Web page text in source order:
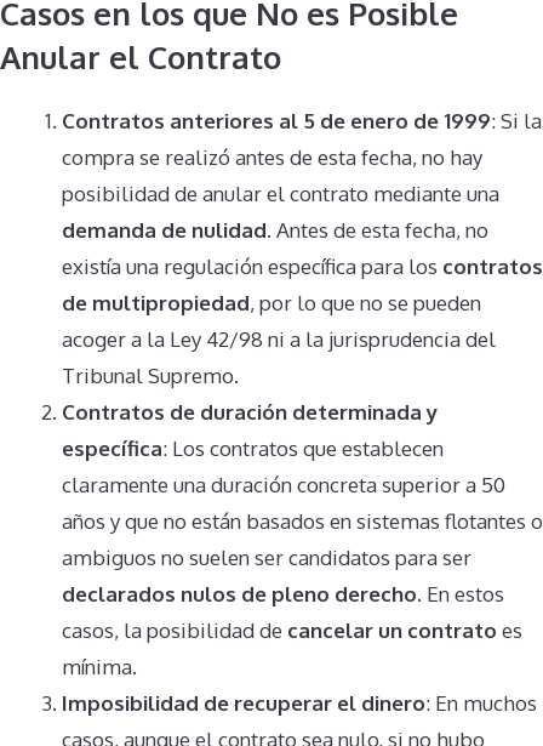
Casos en los que No es Posible
Anular el Contrato
Contratos anteriores al 5 de enero de 1999: Si la
compra se realizó antes de esta fecha, no hay
posibilidad de anular el contrato mediante una
demanda de nulidad. Antes de esta fecha, no
existía una regulación específica para los contratos
de multipropiedad, por lo que no se pueden
acoger a la Ley 42/98 ni a la jurisprudencia del
Tribunal Supremo​.
Contratos de duración determinada y
específica: Los contratos que establecen
claramente una duración concreta superior a 50
años y que no están basados en sistemas flotantes o
ambiguos no suelen ser candidatos para ser
declarados nulos de pleno derecho. En estos
casos, la posibilidad de cancelar un contrato es
mínima.
Imposibilidad de recuperar el dinero: En muchos
casos, aunque el contrato sea nulo, si no hubo